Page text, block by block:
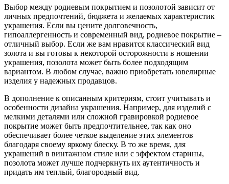
Выбор между родиевым покрытием и позолотой зависит от
личных предпочтений, бюджета и желаемых характеристик
украшения. Если вы цените долговечность,
гипоаллергенность и современный вид, родиевое покрытие –
отличный выбор. Если же вам нравится классический вид
золота и вы готовы к некоторой осторожности в ношении
украшения, позолота может быть более подходящим
вариантом. В любом случае, важно приобретать ювелирные
изделия у надежных продавцов.
В дополнение к описанным критериям, стоит учитывать и
особенности дизайна украшения. Например, для изделий с
мелкими деталями или сложной гравировкой родиевое
покрытие может быть предпочтительнее, так как оно
обеспечивает более четкое выделение этих элементов
благодаря своему яркому блеску. В то же время, для
украшений в винтажном стиле или с эффектом старины,
позолота может лучше подчеркнуть их аутентичность и
придать им теплый, благородный вид.